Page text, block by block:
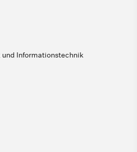
Informationstechnik